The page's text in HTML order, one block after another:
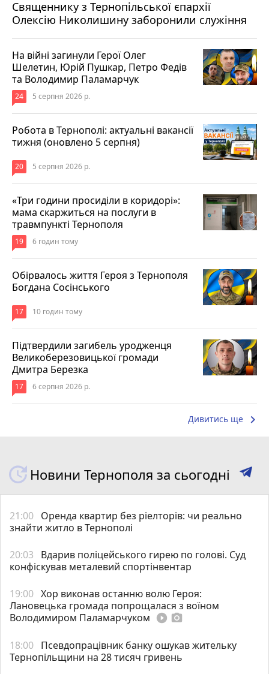
Священнику з Тернопільської єпархії
Олексію Николишину заборонили служіння
На війні загинули Герої Олег
Шелетин, Юрій Пушкар, Петро Федів
та Володимир Паламарчук
24 5 серпня 2026 р.
Робота в Тернополі: актуальні вакансії
тижня (оновлено 5 серпня)
20 5 серпня 2026 р.
«Три години просиділи в коридорі»:
мама скаржиться на послуги в
травмпункті Тернополя
19 6 годин тому
Обірвалось життя Героя з Тернополя
Богдана Сосінського
17 10 годин тому
Підтвердили загибель уродженця
Великоберезовицької громади
Дмитра Березка
17 6 серпня 2026 р.
Дивитись ще keyboard_arrow_right
Новини Тернополя за сьогодні
21:00 Оренда квартир без ріелторів: чи реально
знайти житло в Тернополі
20:03
Вдарив поліцейського гирею по голові. Суд
конфіскував металевий спортінвентар
19:00 Хор виконав останню волю Героя:
Лановецька громада попрощалася з воїном
Володимиром Паламарчуком play_circle_filled photo_camera
18:00 Псевдопрацівник банку ошукав жительку
Тернопільщини на 28 тисяч гривень